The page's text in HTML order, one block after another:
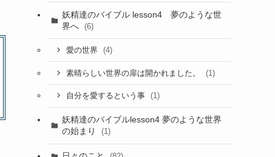
妖精達のバイブル lesson4 夢のような世
界へ (6)
愛の世界 (4)
素晴らしい世界の扉は開かれました。 (1)
自分を愛するという事 (1)
妖精達のバイブルlesson4 夢のような世界
の始まり
(1)